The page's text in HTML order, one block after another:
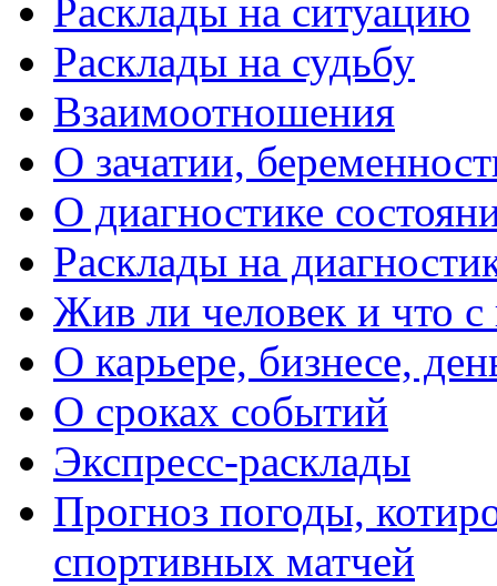
Расклады на ситуацию
Расклады на судьбу
Взаимоотношения
О зачатии,
О диагностике
Расклады на
Жив ли человек и что
О карьере, бизнесе,
О сроках событий
Экспресс-расклады
Прогноз погоды,
спортивных матчей